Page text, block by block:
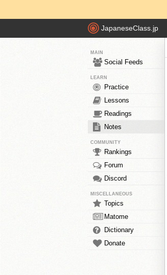
JapaneseClass.jp
MAIN
Social Feeds
LEARN
Practice
Lessons
Readings
Notes
COMMUNITY
Rankings
Forum
Discord
MISCELLANEOUS
Topics
Matome
Dictionary
Donate